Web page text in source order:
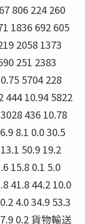
806 224 260
1836 692 605
2058 1373
251 2383
5704 228
444 10.94 5822
436 10.78
8.1 0.0 30.5
50.9 19.2
15.8 0.1 5.0
41.8 44.2 10.0
4.0 34.9 53.3
0.2 貨物輸送